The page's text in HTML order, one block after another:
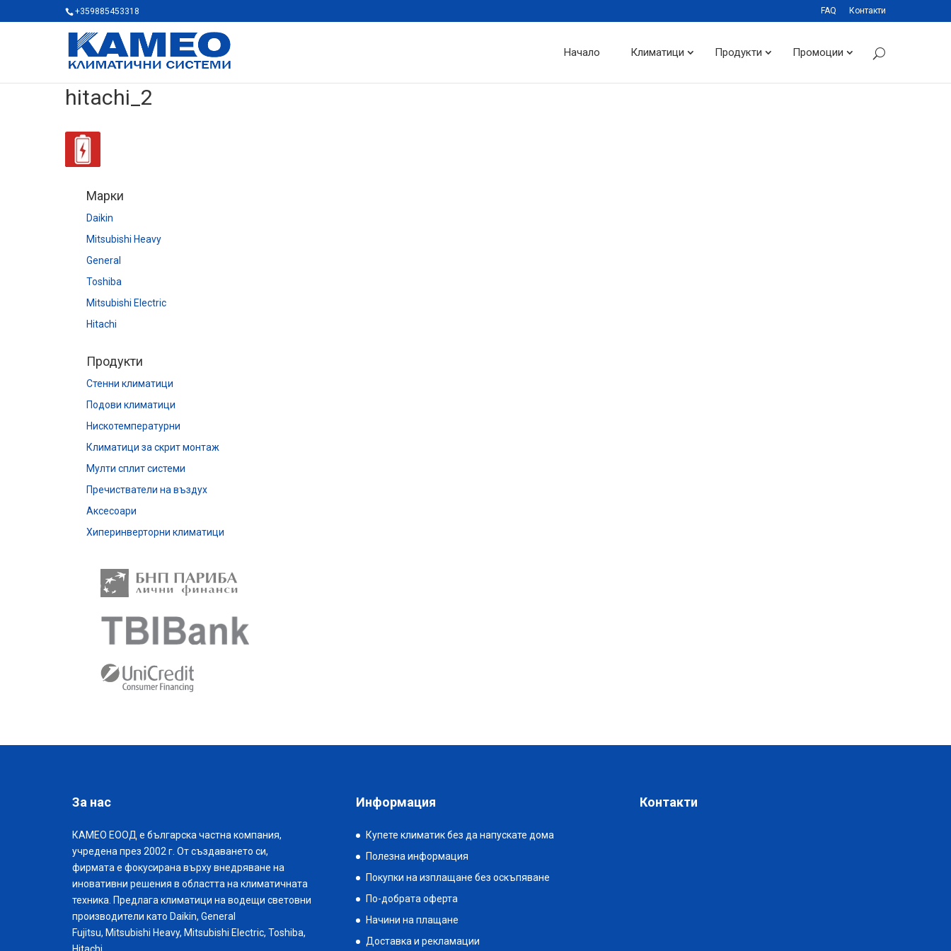
+359885453318 FAQ Контакти
Начало Климатици Продукти Промоции
hitachi_2
Марки
Daikin
Mitsubishi Heavy
General
Toshiba
Mitsubishi Electric
Hitachi
Продукти
Стенни климатици
Подови климатици
Нискотемпературни
Климатици за скрит монтаж
Мулти сплит системи
Пречистватели на въздух
Аксесоари
Хиперинверторни климатици
За нас
КАМЕО ЕООД е българска частна компания,
учредена през 2002 г. От създаването си,
фирмата е фокусирана върху внедряване на
иновативни решения в областта на климатичната
техника. Предлага климатици на водещи световни
производители като Daikin, General
Fujitsu, Mitsubishi Heavy, Mitsubishi Electric, Toshiba,
Hitachi.
Информация
Купете климатик без да напускате дома
Полезна информация
Покупки на изплащане без оскъпяване
По-добрата оферта
Начини на плащане
Доставка и рекламации
Контакти